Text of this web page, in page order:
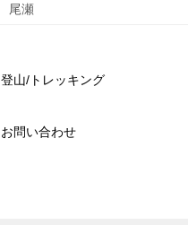
尾瀬
登山/トレッキング
お問い合わせ